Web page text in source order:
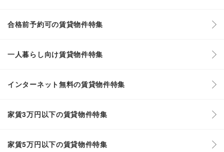
合格前予約可の賃貸物件特集
一人暮らし向け賃貸物件特集
インターネット無料の賃貸物件特集
家賃3万円以下の賃貸物件特集
家賃5万円以下の賃貸物件特集